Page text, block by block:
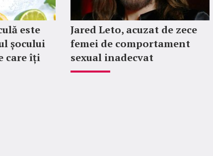
este
șocului
care îți
Jared Leto, acuzat de zece
femei de comportament
sexual inadecvat